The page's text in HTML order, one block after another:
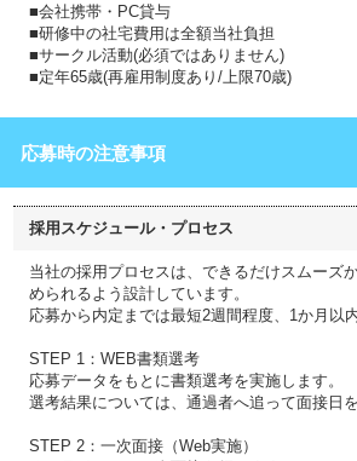
■会社携帯・PC貸与
■研修中の社宅費用は全額当社負担
■サークル活動(必須ではありません)
■定年65歳(再雇用制度あり/上限70歳)
応募時の注意事項
採用スケジュール・プロセス
当社の採用プロセスは、できるだけスムーズ
められるよう設計しています。
応募から内定までは最短2週間程度、1か月以
STEP 1：WEB書類選考
応募データをもとに書類選考を実施します。
選考結果については、通過者へ追って面接日
STEP 2：一次面接（Web実施）